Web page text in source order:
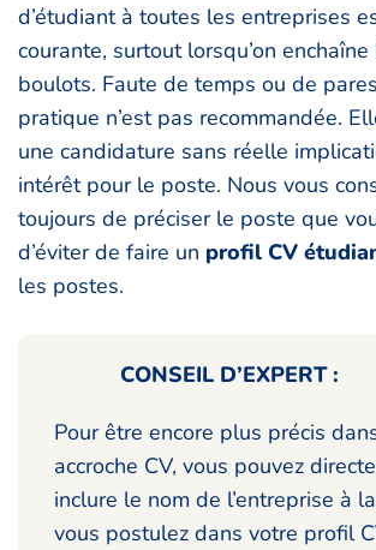
d’étudiant à toutes les entreprises
courante, surtout lorsqu’on
boulots. Faute de temps ou de
pratique n’est pas recommandée.
une candidature sans réelle
intérêt pour le poste. Nous vous
toujours de préciser le poste que
d’éviter de faire un profil CV
les postes.
CONSEIL D’EXPERT :
Pour être encore plus précis
accroche CV, vous pouvez
inclure le nom de l’entreprise à
vous postulez dans votre profil